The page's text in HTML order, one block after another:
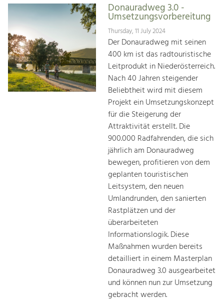
Donauradweg 3.0 -
Umsetzungsvorbereitung
Thursday, 11 July 2024
Der Donauradweg mit seinen
400 km ist das radtouristische
Leitprodukt in Niederösterreich.
Nach 40 Jahren steigender
Beliebtheit wird mit diesem
Projekt ein Umsetzungskonzept
für die Steigerung der
Attraktivität erstellt. Die
900.000 Radfahrenden, die sich
jährlich am Donauradweg
bewegen, profitieren von dem
geplanten touristischen
Leitsystem, den neuen
Umlandrunden, den sanierten
Rastplätzen und der
überarbeiteten
Informationslogik. Diese
Maßnahmen wurden bereits
detailliert in einem Masterplan
Donauradweg 3.0 ausgearbeitet
und können nun zur Umsetzung
gebracht werden.